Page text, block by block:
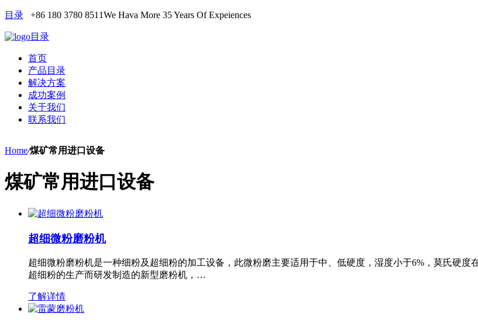
目录 +86 180 3780 8511We Hava More 35 Years Of Expeiences
目录
首页
产品目录
解决方案
成功案例
关于我们
联系我们
Home/煤矿常用进口设备
煤矿常用进口设备
超细微粉磨粉机
超细微粉磨粉机是一种细粉及超细粉的加工设备，此微粉磨主要适用于中、低硬度，湿度小于6%，莫氏硬
超细粉的生产而研发制造的新型磨粉机，…
了解详情